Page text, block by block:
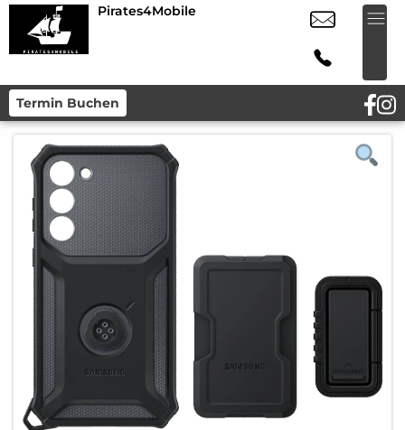
Pirates4Mobile
Termin Buchen